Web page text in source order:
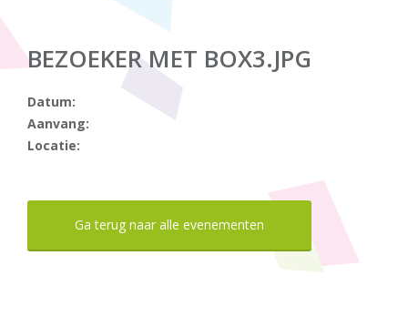
BEZOEKER MET BOX3.JPG
Datum:
Aanvang:
Locatie:
Ga terug naar alle evenementen